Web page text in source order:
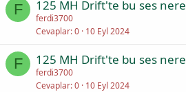
F 125 MH Drift'te bu ses
ferdi3700
Cevaplar 0 10 Eyl 2024
F 125 MH Drift'te bu ses
ferdi3700
Cevaplar 0 10 Eyl 2024